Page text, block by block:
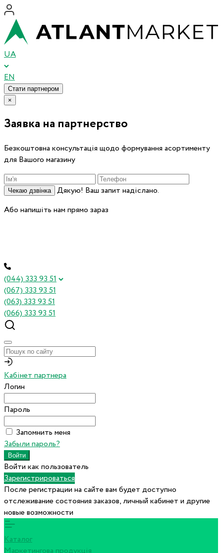
UA
EN
Стати партнером
×
Заявка на партнерство
Безкоштовна консультація щодо формування асортименту
для Вашого магазину
Чекаю дзвінка
Дякую! Ваш запит надіслано.
Або напишіть нам прямо зараз
(044) 333 93 51
(067) 333 93 51
(063) 333 93 51
(066) 333 93 51
Кабінет партнера
Логин
Пароль
Запомнить меня
Забыли пароль?
Войти как пользователь
Зарегистрироваться
После регистрации на сайте вам будет доступно
отслеживание состояния заказов, личный кабинет и другие
новые возможности
Каталог